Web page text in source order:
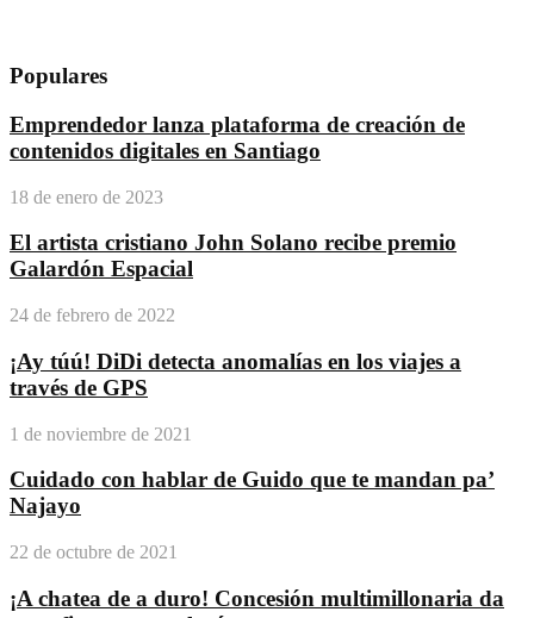
Populares
Emprendedor lanza plataforma de creación de
contenidos digitales en Santiago
18 de enero de 2023
El artista cristiano John Solano recibe premio
Galardón Espacial
24 de febrero de 2022
¡Ay túú! DiDi detecta anomalías en los viajes a
través de GPS
1 de noviembre de 2021
Cuidado con hablar de Guido que te mandan pa’
Najayo
22 de octubre de 2021
¡A chatea de a duro! Concesión multimillonaria da